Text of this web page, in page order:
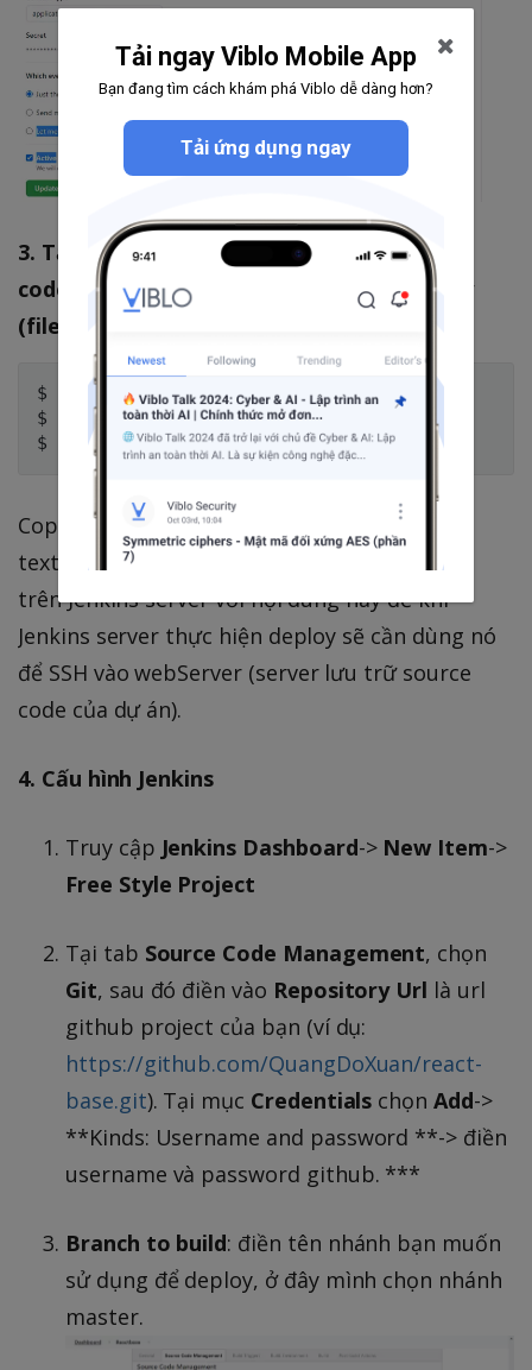
3. Tạo ssh-key trên server lưu trữ source
code, sau đó copy nội dung của private key
(file id_rsa)
$ ssh -i key.pem ubuntu@your_ip
$ ssh-keygen -t rsa
Copy toàn bộ nội dung và paste vào một file
text nào đó trên máy bạn. Ta cần tạo file key
trên Jenkins server với nội dung này để khi
Jenkins server thực hiện deploy sẽ cần dùng nó
để SSH vào webServer (server lưu trữ source
code của dự án).
4. Cấu hình Jenkins
Truy cập Jenkins Dashboard-> New Item->
Free Style Project
Tại tab Source Code Management, chọn
Git, sau đó điền vào Repository Url là url
github project của bạn (ví dụ:
https://github.com/QuangDoXuan/react-
base.git). Tại mục Credentials chọnAdd->
**Kinds: Username and password **-> điền
username và password github. ***
Branch to build: điền tên nhánh bạn muốn
sử dụng để deploy, ở đây mình chọn nhánh
master.
Tải ngay Viblo Mobile App
Bạn đang tìm cách khám phá Viblo dễ dàng hơn?
Tải ứng dụng ngay